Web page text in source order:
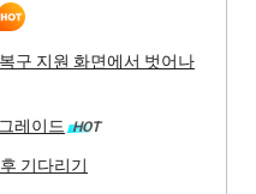
구 지원 화면에서 벗어나
레이드 HOT
기다리기